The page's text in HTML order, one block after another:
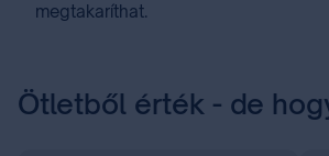
megtakaríthat.
Ötletből érték - de